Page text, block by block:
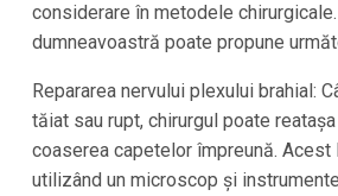
considerare în metodele chirurgicale.
dumneavoastră poate propune
Repararea nervului plexului brahial:
tăiat sau rupt, chirurgul poate
coaserea capetelor împreună. Acest
utilizând un microscop și